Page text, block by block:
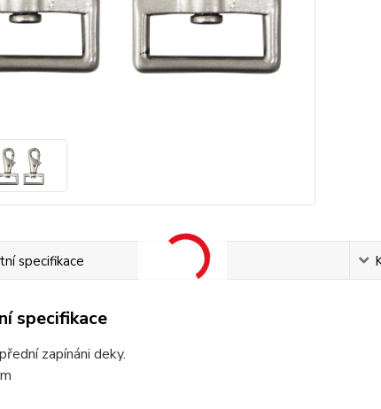
specifikace
specifikace
zapínáni deky.